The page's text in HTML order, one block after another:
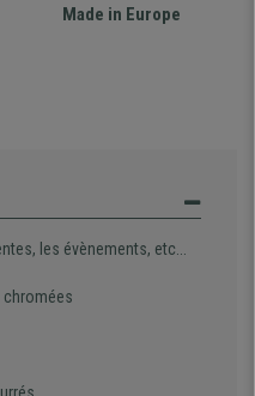
Made in Europe
les évènements, etc...
chromées